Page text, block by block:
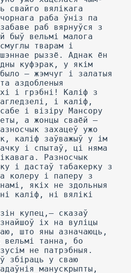
свайго вялікага
раба ўніз па
раб вярнуўся з
быў вельмі малога
тварам і
рыззё. Аднак ён
куфэрак, у якім
— жэмчуг і залатыя
аздобленыя
і грэбні! Каліф з
і каліф,
і візіру Мансору
а жонцы сваёй —
захацеў ужо
каліф заўважыў у ім
і спытаў, ці няма
Разносчык
і дастаў табакерку з
колеру і паперу з
якіх не здольныя
каліф, ні вялікі
купец,— сказаў
іх на вуліцы
што яны азначаюць,
вельмі танна, бо
не патрэбныя.
збіраць у сваю
манускрыпты,